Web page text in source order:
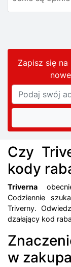
Zapisz się na
Czy
kody
Triverna
Codziennie
Triverny.
dzałający kod
w